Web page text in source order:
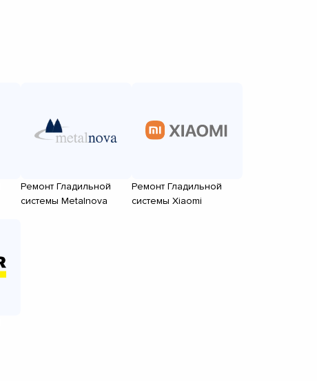
Ремонт Гладильной
системы Metalnova
Ремонт Гладильной
системы Xiaomi